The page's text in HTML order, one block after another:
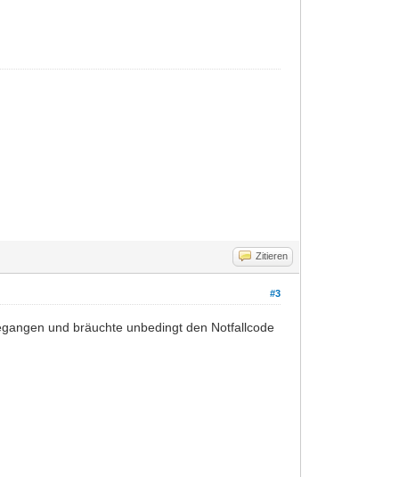
Zitieren
#3
und bräuchte unbedingt den Notfallcode